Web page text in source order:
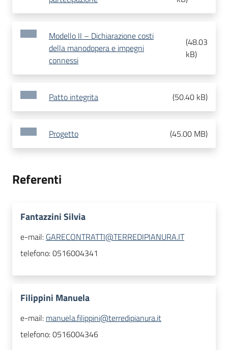
Modello II – Dichiarazione costi
della manodopera e impegni
connessi
(48.03
kB)
Patto integrita (50.40 kB)
Progetto (45.00 MB)
Referenti
Fantazzini Silvia
e-mail: GARECONTRATTI@TERREDIPIANURA.IT
telefono:0516004341
Filippini Manuela
e-mail: manuela.filippini@terredipianura.it
telefono:0516004346